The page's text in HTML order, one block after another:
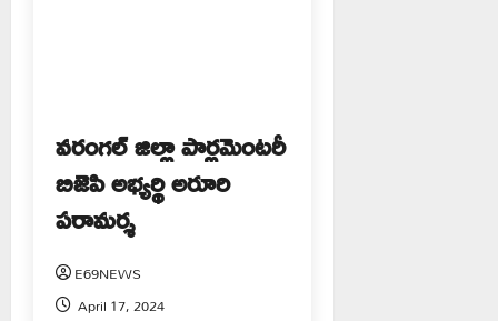
వరంగల్ జిల్లా పార్లమెంటరీ
బిజెపి అభ్యర్థి అరూరి
పరామర్శ
E69NEWS
April 17, 2024